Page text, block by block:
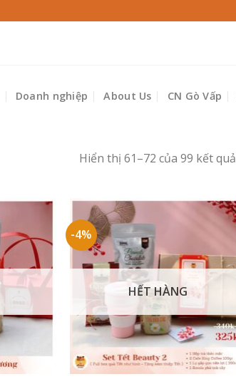
Doanh nghiệp About Us CN Gò Vấp
Hiển thị 61–72 của 99 kết quả
-4%
+
HẾT HÀNG